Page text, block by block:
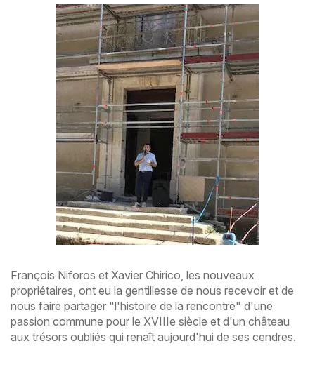
François Niforos et Xavier Chirico, les nouveaux
propriétaires, ont eu la gentillesse de nous recevoir et de
nous faire partager "l'histoire de la rencontre" d'une
passion commune pour le XVIIIe siècle et d'un château
aux trésors oubliés qui renaît aujourd'hui de ses cendres.